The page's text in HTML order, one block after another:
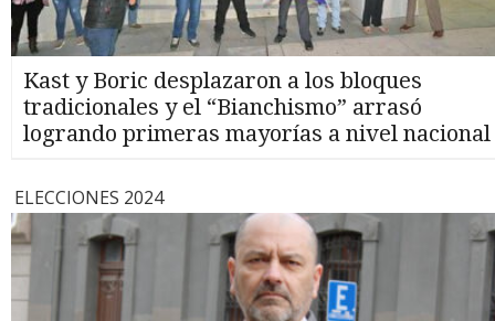
Kast y Boric desplazaron a los bloques
tradicionales y el “Bianchismo” arrasó
logrando primeras mayorías a nivel nacional
ELECCIONES 2024